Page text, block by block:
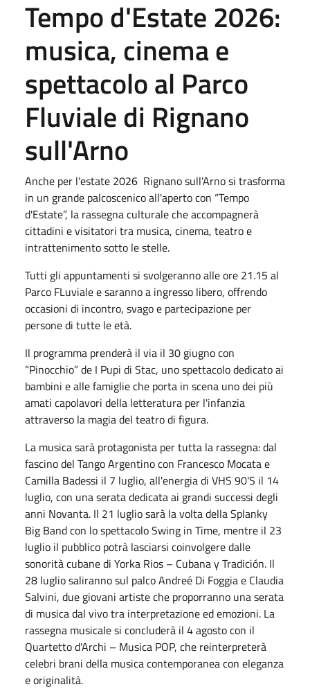
Tempo d'Estate 2026:
musica, cinema e
spettacolo al Parco
Fluviale di Rignano
sull'Arno
Anche per l'estate 2026 Rignano sull'Arno si trasforma
in un grande palcoscenico all'aperto con “Tempo
d'Estate”, la rassegna culturale che accompagnerà
cittadini e visitatori tra musica, cinema, teatro e
intrattenimento sotto le stelle.
Tutti gli appuntamenti si svolgeranno alle ore 21.15 al
Parco FLuviale e saranno a ingresso libero, offrendo
occasioni di incontro, svago e partecipazione per
persone di tutte le età.
Il programma prenderà il via il 30 giugno con
“Pinocchio” de I Pupi di Stac, uno spettacolo dedicato ai
bambini e alle famiglie che porta in scena uno dei più
amati capolavori della letteratura per l'infanzia
attraverso la magia del teatro di figura.
La musica sarà protagonista per tutta la rassegna: dal
fascino del Tango Argentino con Francesco Mocata e
Camilla Badessi il 7 luglio, all'energia di VHS 90'S il 14
luglio, con una serata dedicata ai grandi successi degli
anni Novanta. Il 21 luglio sarà la volta della Splanky
Big Band con lo spettacolo Swing in Time, mentre il 23
luglio il pubblico potrà lasciarsi coinvolgere dalle
sonorità cubane di Yorka Rios – Cubana y Tradición. Il
28 luglio saliranno sul palco Andreé Di Foggia e Claudia
Salvini, due giovani artiste che proporranno una serata
di musica dal vivo tra interpretazione ed emozioni. La
rassegna musicale si concluderà il 4 agosto con il
Quartetto d'Archi – Musica POP, che reinterpreterà
celebri brani della musica contemporanea con eleganza
e originalità.